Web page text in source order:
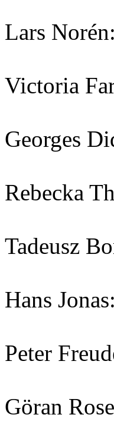
Lars
Victoria
Georges
Rebecka
Tadeusz
Hans
Peter
Göran